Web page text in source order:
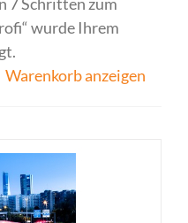
wurde Ihrem
Warenkorb anzeigen